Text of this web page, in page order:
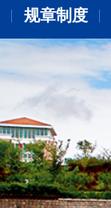
规章制度